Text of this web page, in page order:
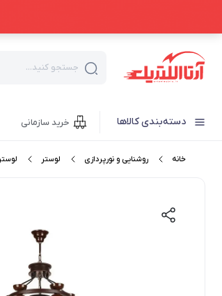
جستجو کنید...
دسته‌بندی کالاها خرید سازمانی
خانه روشنایی و نورپردازی لوستر